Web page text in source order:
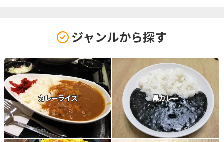
ジャンルから探す
カレーライス 黒カレー